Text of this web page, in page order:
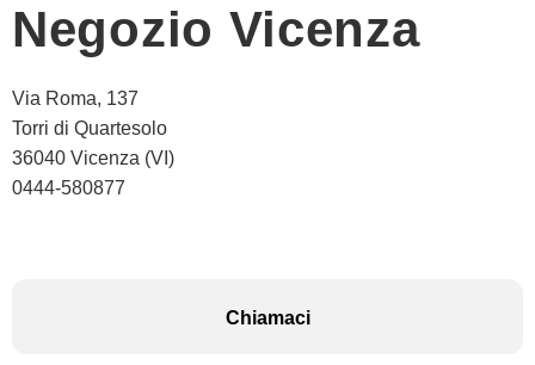
Negozio Vicenza
Via Roma, 137
Torri di Quartesolo
36040 Vicenza (VI)
0444-580877
Chiamaci